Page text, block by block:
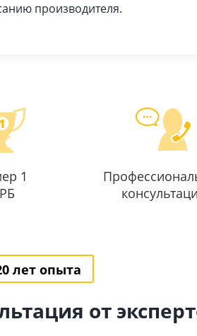
производителя.
1
лет опыта
от